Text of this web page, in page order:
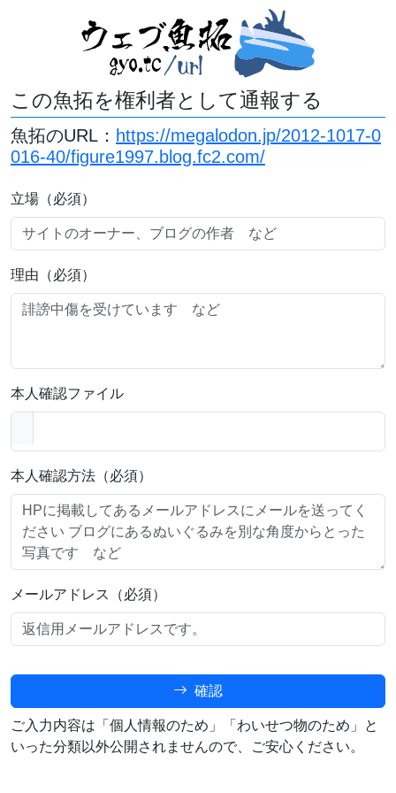
この魚拓を権利者として通報する
魚拓のURL： https://megalodon.jp/2012-1017-0
016-40/figure1997.blog.fc2.com/
立場（必須）
理由（必須）
本人確認ファイル
本人確認方法（必須）
メールアドレス（必須）
確認
ご入力内容は「個人情報のため」「わいせつ物のため」と
いった分類以外公開されませんので、ご安心ください。